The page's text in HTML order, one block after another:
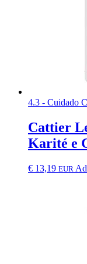
4.3 - Cuidado
Cattier
Karité e
€ 13,19 EUR